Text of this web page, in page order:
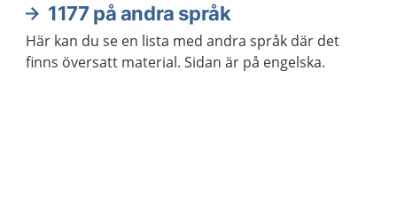
1177 på andra språk
Här kan du se en lista med andra språk där det
finns översatt material. Sidan är på engelska.